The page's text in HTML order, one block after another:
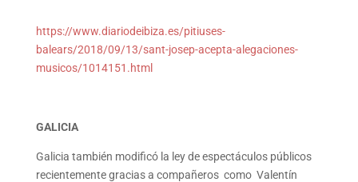
https://www.diariodeibiza.es/pitiuses-
balears/2018/09/13/sant-josep-acepta-alegaciones-
musicos/1014151.html
GALICIA
Galicia también modificó la ley de espectáculos públicos
recientemente gracias a compañeros como Valentín